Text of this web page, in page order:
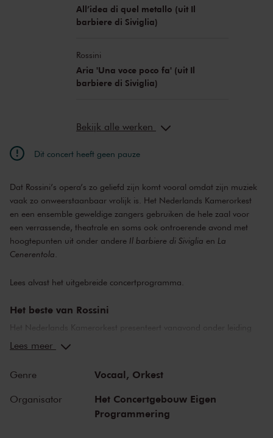
All’idea di quel metallo (uit Il
barbiere di Siviglia)
Rossini
Aria 'Una voce poco fa' (uit Il
barbiere di Siviglia)
Bekijk alle werken
Dit concert heeft geen pauze
Dat Rossini’s opera’s zo geliefd zijn komt vooral omdat zijn muziek
vaak zo onweerstaanbaar vrolijk is. Het Nederlands Kamerorkest
en een ensemble geweldige zangers gebruiken de hele zaal voor
een verrassende, theatrale en soms ook ontroerende avond met
hoogtepunten uit onder andere Il barbiere di Siviglia en La
Cenerentola
Lees alvast het uitgebreide concertprogramma.
Het beste van Rossini
Het Nederlands Kamerorkest presenteert vanavond onder leiding
van François Leleux een heerlijke uitbundige Italiaanse zomeravond
opera’s en uit de
Petite messe solennelle.En omdat bij theatrale
muziek natuurlijk ook een beetje theater hoort, is de regie
vanavond in handen van Marc Pantus.
Lees meer
Genre Vocaal, Orkest
Organisator
Het Concertgebouw Eigen
Programmering